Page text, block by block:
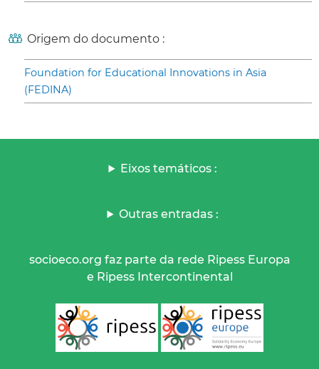
Origem do documento :
Foundation for Educational Innovations in Asia
(FEDINA)
Eixos temáticos :
Outras entradas :
socioeco.org faz parte da rede Ripess Europa
e Ripess Intercontinental